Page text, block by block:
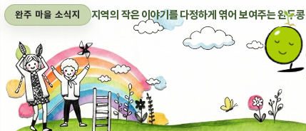
완주 마을 소식지 지역의 작은 이야기를 다정하게 엮어 보여주는 완두콩